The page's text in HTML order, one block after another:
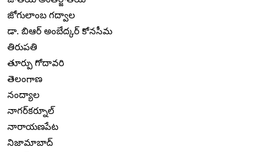
జోగులాంబ గద్వాల
డా. బిఆర్ అంబేద్కర్ కోనసీమ
తిరుపతి
తూర్పు గోదావరి
తెలంగాణ
నంద్యాల
నాగర్‌కర్నూల్
నారాయణపేట
నిజామాబాద్